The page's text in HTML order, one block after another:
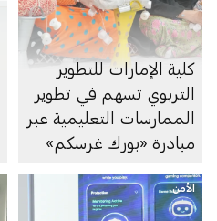
كلية الإمارات للتطوير
التربوي تسهم في تطوير
الممارسات التعليمية عبر
مبادرة «بورك غرسكم»
الأمن